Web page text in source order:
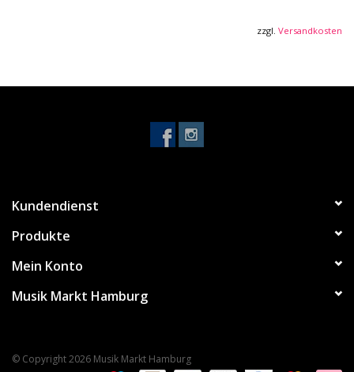
zzgl. Versandkosten
Kundendienst
Produkte
Mein Konto
Musik Markt Hamburg
© Copyright 2026 Musik Markt Hamburg